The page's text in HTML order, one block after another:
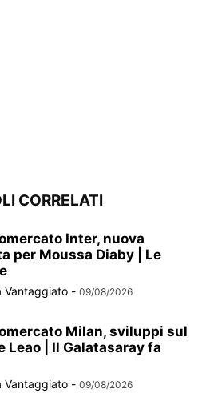
CORRELATI
Inter, nuova
per Moussa Diaby | Le
Vantaggiato - 09/08/2026
Milan, sviluppi sul
Leao | Il Galatasaray fa
Vantaggiato - 09/08/2026